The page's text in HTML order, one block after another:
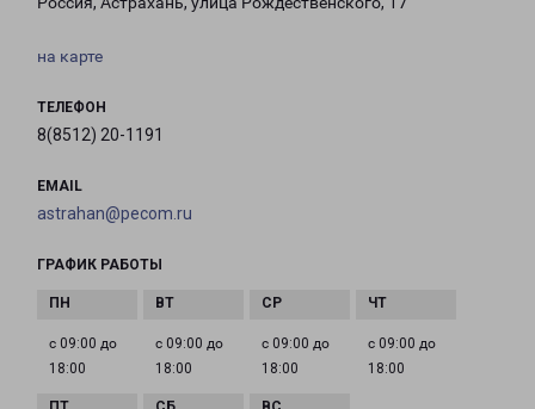
на карте
ТЕЛЕФОН
8(8512) 20-1191
EMAIL
astrahan@pecom.ru
ГРАФИК РАБОТЫ
с 09:00 до
18:00
с 09:00 до
18:00
с 09:00 до
18:00
с 09:00 до
18:00